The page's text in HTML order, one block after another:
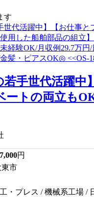
す
若手世代活躍中
ートの両立も
円
東市
・プレス / 機械系工場 /